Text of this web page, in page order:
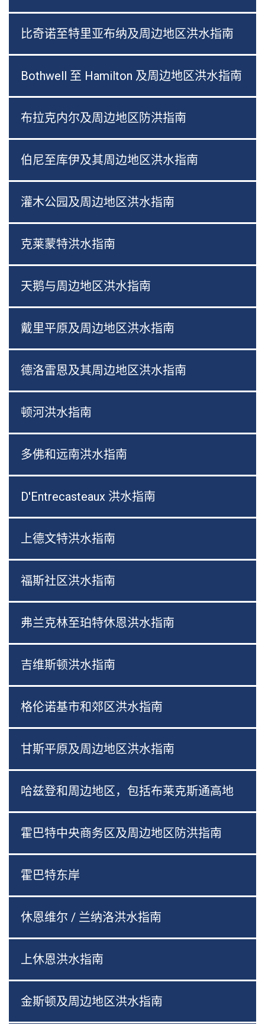
比奇诺至特里亚布纳及周边地区洪水指南
Bothwell 至 Hamilton 及周边地区洪水指南
布拉克内尔及周边地区防洪指南
伯尼至库伊及其周边地区洪水指南
灌木公园及周边地区洪水指南
克莱蒙特洪水指南
天鹅与周边地区洪水指南
戴里平原及周边地区洪水指南
德洛雷恩及其周边地区洪水指南
顿河洪水指南
多佛和远南洪水指南
D'Entrecasteaux 洪水指南
上德文特洪水指南
福斯社区洪水指南
弗兰克林至珀特休恩洪水指南
吉维斯顿洪水指南
格伦诺基市和郊区洪水指南
甘斯平原及周边地区洪水指南
哈兹登和周边地区，包括布莱克斯通高地
霍巴特中央商务区及周边地区防洪指南
霍巴特东岸
休恩维尔 / 兰纳洛洪水指南
上休恩洪水指南
金斯顿及周边地区洪水指南